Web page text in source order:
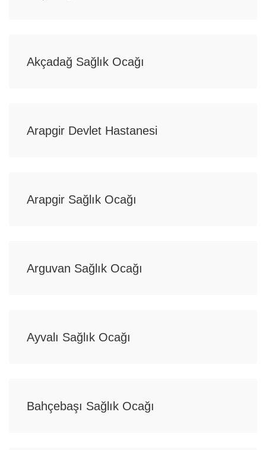
Akçadağ Sağlık Ocağı
Arapgir Devlet Hastanesi
Arapgir Sağlık Ocağı
Arguvan Sağlık Ocağı
Ayvalı Sağlık Ocağı
Bahçebaşı Sağlık Ocağı